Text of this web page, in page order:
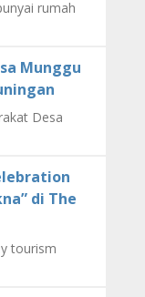
rumah
Munggu
Desa
di The
tourism